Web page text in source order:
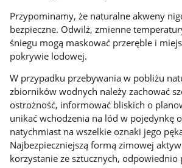
Przypominamy, że naturalne akweny
bezpieczne. Odwilż, zmienne
śniegu mogą maskować przeręble i
pokrywie lodowej.
W przypadku przebywania w pobliżu
zbiorników wodnych należy zachować
ostrożność, informować bliskich o
unikać wchodzenia na lód w pojedynkę
natychmiast na wszelkie oznaki jego
Najbezpieczniejszą formą zimowej
korzystanie ze sztucznych, odpowiednio